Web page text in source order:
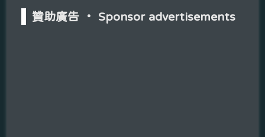
贊助廣告 ‧ Sponsor advertisements